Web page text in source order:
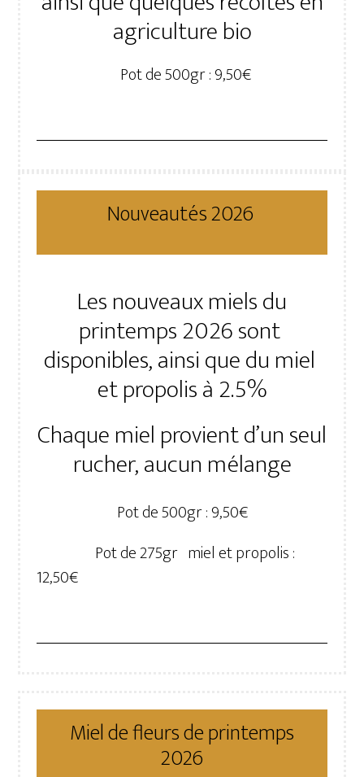
agriculture bio
Pot de 500gr : 9,50€
Nouveautés 2026
Les nouveaux miels du
printemps 2026 sont
disponibles, ainsi que du miel
et propolis à 2.5%
Chaque miel provient d’un seul
rucher, aucun mélange
Pot de 500gr : 9,50€
Pot de 275gr miel et propolis :
12,50€
Miel de fleurs de printemps
2026